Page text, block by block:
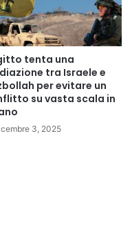
tenta una
tra Israele e
per evitare un
su vasta scala in
3, 2025